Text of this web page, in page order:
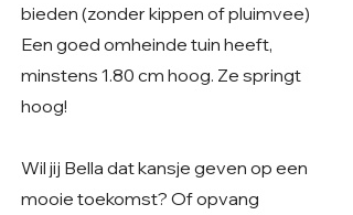
bieden (zonder kippen of pluimvee)
Een goed omheinde tuin heeft,
minstens 1.80 cm hoog. Ze springt
hoog!
Wil jij Bella dat kansje geven op een
mooie toekomst? Of opvang